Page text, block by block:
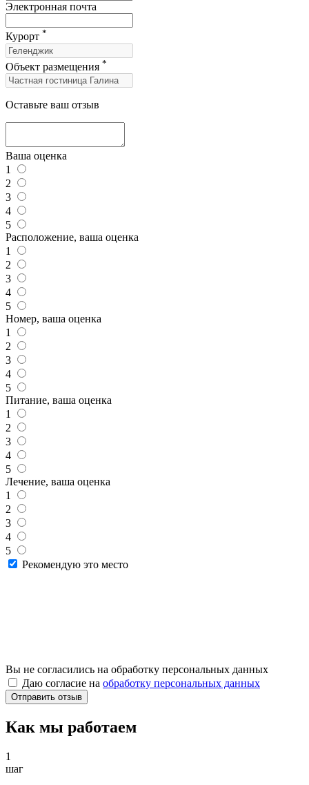
Электронная почта
Курорт *
Объект размещения *
Оставьте ваш отзыв
Ваша оценка
1
2
3
4
5
Расположение, ваша оценка
1
2
3
4
5
Номер, ваша оценка
1
2
3
4
5
Питание, ваша оценка
1
2
3
4
5
Лечение, ваша оценка
1
2
3
4
5
Рекомендую это место
Вы не согласились на обработку персональных данных
Даю согласие на обработку персональных данных
Как мы работаем
1
шаг